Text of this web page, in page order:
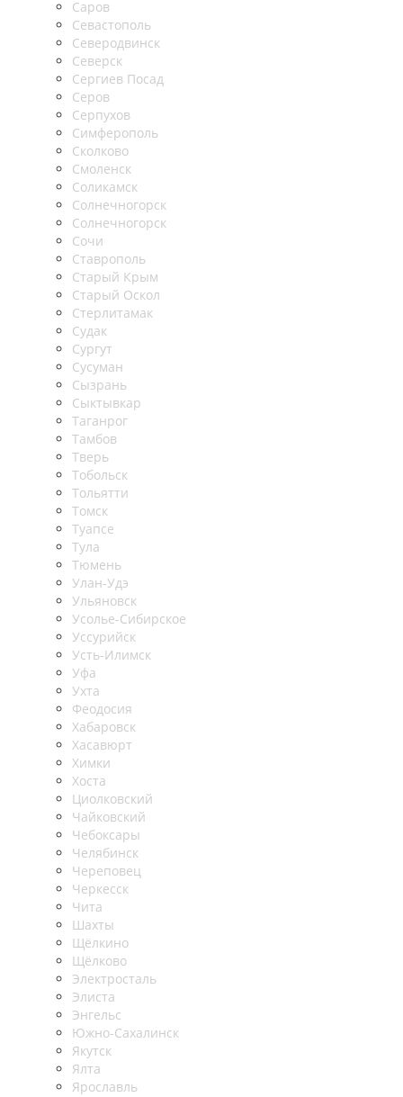
Саров
Севастополь
Северодвинск
Северск
Сергиев Посад
Серов
Серпухов
Симферополь
Сколково
Смоленск
Соликамск
Солнечногорск
Солнечногорск
Сочи
Ставрополь
Старый Крым
Старый Оскол
Стерлитамак
Судак
Сургут
Сусуман
Сызрань
Сыктывкар
Таганрог
Тамбов
Тверь
Тобольск
Тольятти
Томск
Туапсе
Тула
Тюмень
Улан-Удэ
Ульяновск
Усолье-Сибирское
Уссурийск
Усть-Илимск
Уфа
Ухта
Феодосия
Хабаровск
Хасавюрт
Химки
Хоста
Циолковский
Чайковский
Чебоксары
Челябинск
Череповец
Черкесск
Чита
Шахты
Щёлкино
Щёлково
Электросталь
Элиста
Энгельс
Южно-Сахалинск
Якутск
Ялта
Ярославль